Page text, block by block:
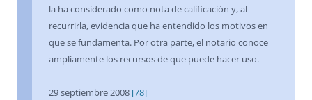
la ha considerado como nota de calificación y, al
recurrirla, evidencia que ha entendido los motivos en
que se fundamenta. Por otra parte, el notario conoce
ampliamente los recursos de que puede hacer uso.
29 septiembre 2008 [78]